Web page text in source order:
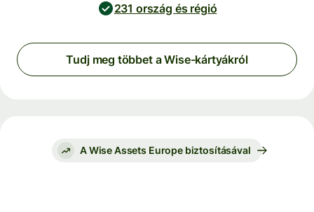
231 ország és régió
Tudj meg többet a Wise-kártyákról
A Wise Assets Europe biztosításával